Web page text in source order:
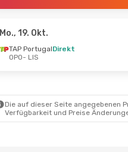
Mo., 19. Okt.
TAP PortugalDirekt
OPO- LIS
Die auf dieser Seite angegebenen
Verfügbarkeit und Preise